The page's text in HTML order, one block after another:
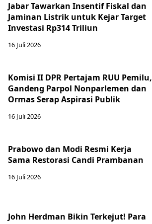
Jabar Tawarkan Insentif Fiskal dan
Jaminan Listrik untuk Kejar Target
Investasi Rp314 Triliun
16 Juli 2026
Komisi II DPR Pertajam RUU Pemilu,
Gandeng Parpol Nonparlemen dan
Ormas Serap Aspirasi Publik
16 Juli 2026
Prabowo dan Modi Resmi Kerja
Sama Restorasi Candi Prambanan
16 Juli 2026
John Herdman Bikin Terkejut! Para